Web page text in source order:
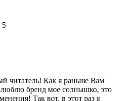
5
читатель! Как я раньше Вам
бренд мое солнышко, это
Так вот, в этот раз я